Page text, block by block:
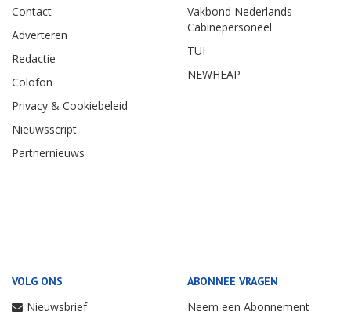
Contact
Adverteren
Redactie
Colofon
Privacy & Cookiebeleid
Nieuwsscript
Partnernieuws
Vakbond Nederlands
Cabinepersoneel
TUI
NEWHEAP
VOLG ONS
Nieuwsbrief
ABONNEE VRAGEN
Neem een Abonnement